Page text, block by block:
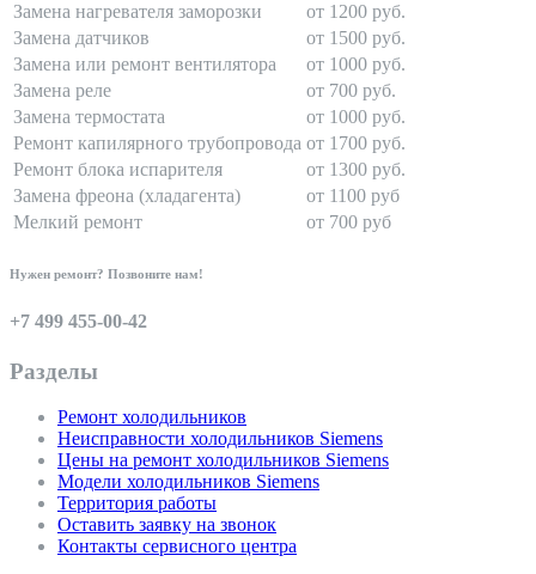
Замена нагревателя заморозки
от 1200 руб.
Замена датчиков
от 1500 руб.
Замена или ремонт вентилятора
от 1000 руб.
Замена реле
от 700 руб.
Замена термостата
от 1000 руб.
Ремонт капилярного трубопровода от 1700 руб.
Ремонт блока испарителя
от 1300 руб.
Замена фреона (хладагента)
от 1100 руб
Мелкий ремонт
от 700 руб
Нужен ремонт? Позвоните нам!
+7 499 455-00-42
Разделы
Ремонт холодильников
Неисправности холодильников Siemens
Цены на ремонт холодильников Siemens
Модели холодильников Siemens
Территория работы
Оставить заявку на звонок
Контакты сервисного центра